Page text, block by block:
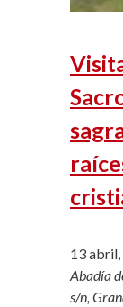
13
Abadía
s/n,